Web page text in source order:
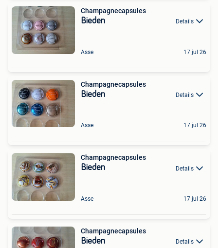
Champagnecapsules
Bieden Details
Asse 17 jul 26
Champagnecapsules
Bieden Details
Asse 17 jul 26
Champagnecapsules
Bieden Details
Asse 17 jul 26
Champagnecapsules
Bieden Details